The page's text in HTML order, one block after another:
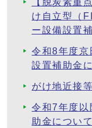
【脱炭素重
け自立型（
ー設備設置
令和8年度京
設置補助金
がけ地近接
令和7年度以
助金について